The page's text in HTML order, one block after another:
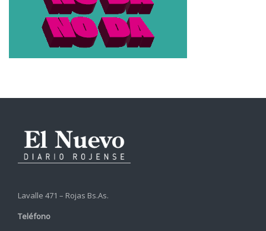
Lavalle 471 – Rojas Bs.As.
Teléfono